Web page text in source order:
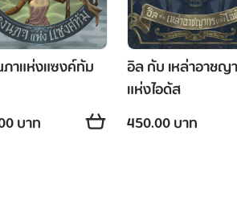
าแห่งแซงค์ทัม
บาท
อิล กับ เหล่าอาชญ
แห่งไอดัส
450.00 บาท